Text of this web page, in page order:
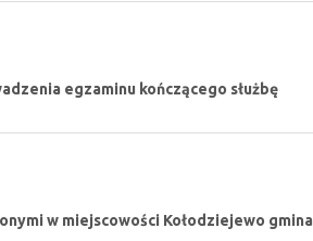
egzaminu kończącego służbę
w miejscowości Kołodziejewo gmina